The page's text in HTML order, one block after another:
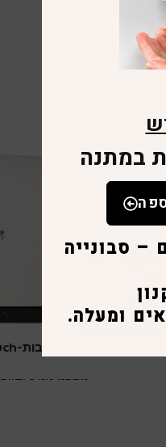
מתקן מגבות-No touch לבן
מתקני ניגוב ידיים
במתנה
– סבונייה